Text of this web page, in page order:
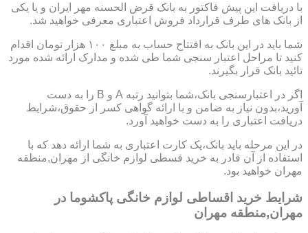
با دریافت این پیش فاکتور به بانک قرض الحسنه مهر ایران و یا یکی
از بانک های طرف قرارداد فروش اعتباری معرفی خواهید شد.
شما باید در این بانک به افتتاح حساب به مبلغ ۱۰۰ هزار تومان اقدام
کنید تا مراحل اعتبار سنجی شما طی شده و مدارک ارائه شده مورد
تائید بانک قرار بگیرند.
اگر در اعتبارسنجی بانک،شما بتوانید رتبه A و B را به دست
آورید،بدون نیاز به ضامن و با ارائه گواهی کسر از حقوق،شرایط
دریافت اعتباری را به دست خواهید آورد.
در این مرحله باید بانک،یک کارت اعتباری به شما ارائه دهد که با
استفاده از آن قادر به خرید قسطی لوازم خانگی از مهران,منطقه
مهران خواهید بود.
شرایط خرید اقساطی لوازم خانگی پاکشوما در
مهران,منطقه مهران